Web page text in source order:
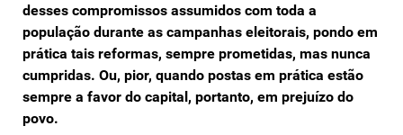
desses compromissos assumidos com toda a
população durante as campanhas eleitorais, pondo em
prática tais reformas, sempre prometidas, mas nunca
cumpridas. Ou, pior, quando postas em prática estão
sempre a favor do capital, portanto, em prejuízo do
povo.